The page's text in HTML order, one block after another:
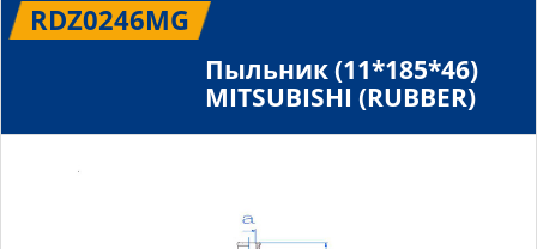
RDZ0246MG
Пыльник (11*185*46)
MITSUBISHI (RUBBER)